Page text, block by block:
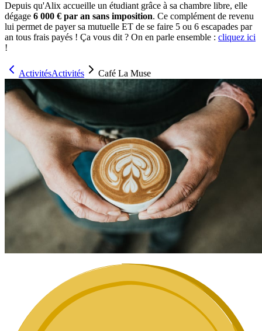
Depuis qu'Alix accueille un étudiant grâce à sa chambre libre, elle
dégage 6 000 € par an sans imposition. Ce complément de revenu
lui permet de payer sa mutuelle ET de se faire 5 ou 6 escapades par
an tous frais payés ! Ça vous dit ? On en parle ensemble : cliquez ici
!
ActivitésActivités Café La Muse